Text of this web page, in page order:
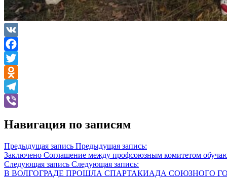
VK
Facebook
Twitter
Odnoklassniki
Telegram
Навигация по записям
Предыдущая запись Предыдущая запись:
Заключено Соглашение между профсоюзным комитетом
Следующая запись Следующая запись:
В ВОЛГОГРАДЕ ПРОШЛА СПАРТАКИАДА СОЮЗНОГО